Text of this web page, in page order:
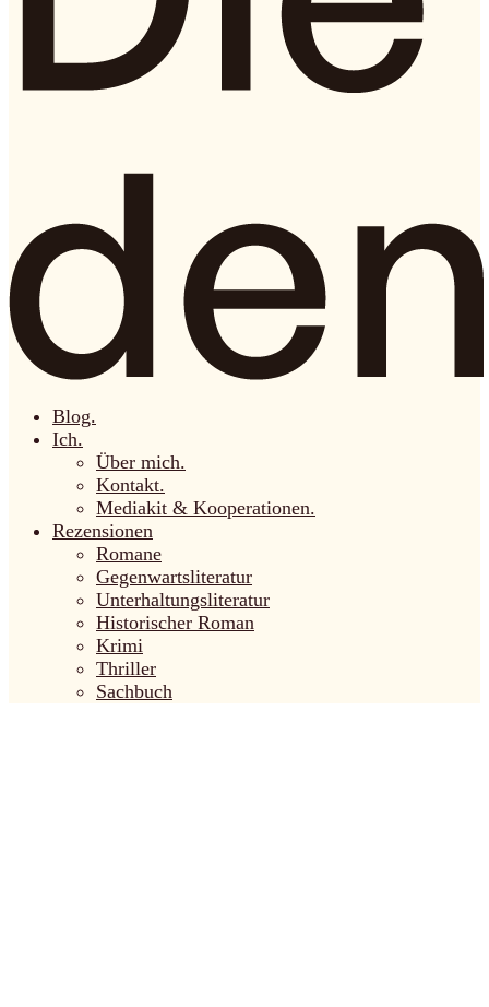
Blog.
Ich.
Über mich.
Kontakt.
Mediakit & Kooperationen.
Rezensionen
Romane
Gegenwartsliteratur
Unterhaltungsliteratur
Historischer Roman
Krimi
Thriller
Sachbuch